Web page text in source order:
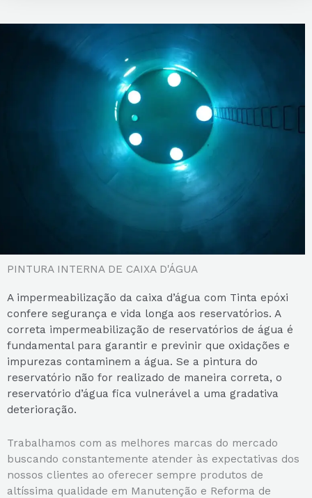
PINTURA INTERNA DE CAIXA D'ÁGUA
A impermeabilização da caixa d’água com Tinta epóxi
confere segurança e vida longa aos reservatórios. A
correta impermeabilização de reservatórios de água é
fundamental para garantir e previnir que oxidações e
impurezas contaminem a água. Se a pintura do
reservatório não for realizado de maneira correta, o
reservatório d’água fica vulnerável a uma gradativa
deterioração.
Trabalhamos com as melhores marcas do mercado
buscando constantemente atender às expectativas dos
nossos clientes ao oferecer sempre produtos de
altíssima qualidade em Manutenção e Reforma de